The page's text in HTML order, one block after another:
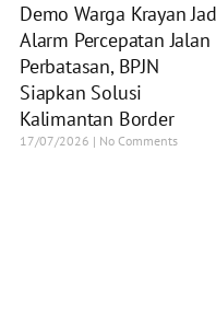
Demo Warga Krayan
Alarm Percepatan Jalan
Perbatasan, BPJN
Siapkan Solusi
Kalimantan Border
17/07/2026 No Comments